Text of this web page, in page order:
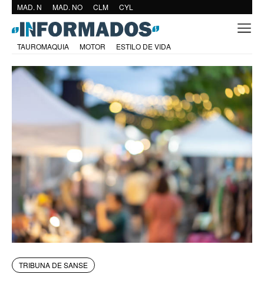
MAD. N MAD. NO CLM CYL
TAUROMAQUIA MOTOR ESTILO DE VIDA
TRIBUNA DE SANSE